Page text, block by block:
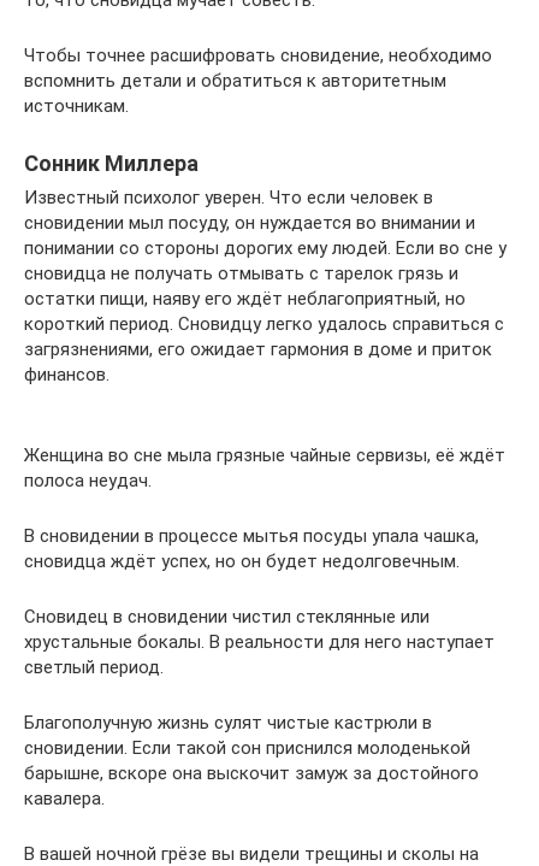
Чтобы точнее расшифровать сновидение, необходимо
вспомнить детали и обратиться к авторитетным
источникам.
Сонник Миллера
Известный психолог уверен. Что если человек в
сновидении мыл посуду, он нуждается во внимании и
понимании со стороны дорогих ему людей. Если во сне у
сновидца не получать отмывать с тарелок грязь и
остатки пищи, наяву его ждёт неблагоприятный, но
короткий период. Сновидцу легко удалось справиться с
загрязнениями, его ожидает гармония в доме и приток
финансов.
Женщина во сне мыла грязные чайные сервизы, её ждёт
полоса неудач.
В сновидении в процессе мытья посуды упала чашка,
сновидца ждёт успех, но он будет недолговечным.
Сновидец в сновидении чистил стеклянные или
хрустальные бокалы. В реальности для него наступает
светлый период.
Благополучную жизнь сулят чистые кастрюли в
сновидении. Если такой сон приснился молоденькой
барышне, вскоре она выскочит замуж за достойного
кавалера.
В вашей ночной грёзе вы видели трещины и сколы на